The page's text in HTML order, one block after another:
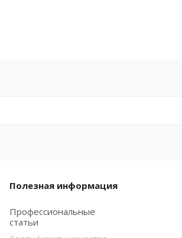
Полезная информация
Профессиональные
статьи